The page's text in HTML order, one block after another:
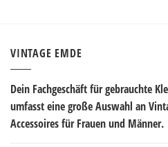
VINTAGE EMDE
Dein Fachgeschäft für gebrauchte
umfasst eine große Auswahl an
Accessoires für Frauen und Männer.